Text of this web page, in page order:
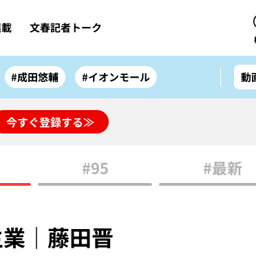
文春記者トーク
#成田悠輔 #イオンモール 動
今すぐ登録する≫
#95 #最新
業｜藤田晋